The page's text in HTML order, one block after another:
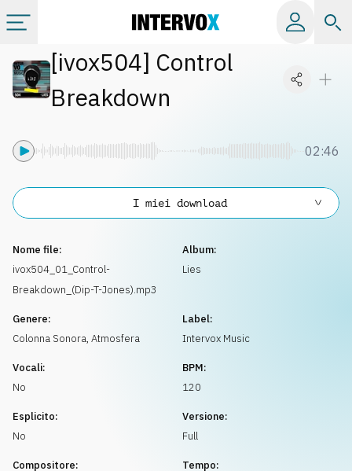
Categorie
[ivox504] Control
Breakdown
02:46
Nome file:
ivox504_01_Control-
Breakdown_(Dip-T-Jones).mp3
Album:
Lies
Genere:
Colonna Sonora, Atmosfera
Label:
Intervox Music
Vocali:
No
BPM:
120
Esplicito:
No
Versione:
Full
Compositore:
Tempo:
I miei download